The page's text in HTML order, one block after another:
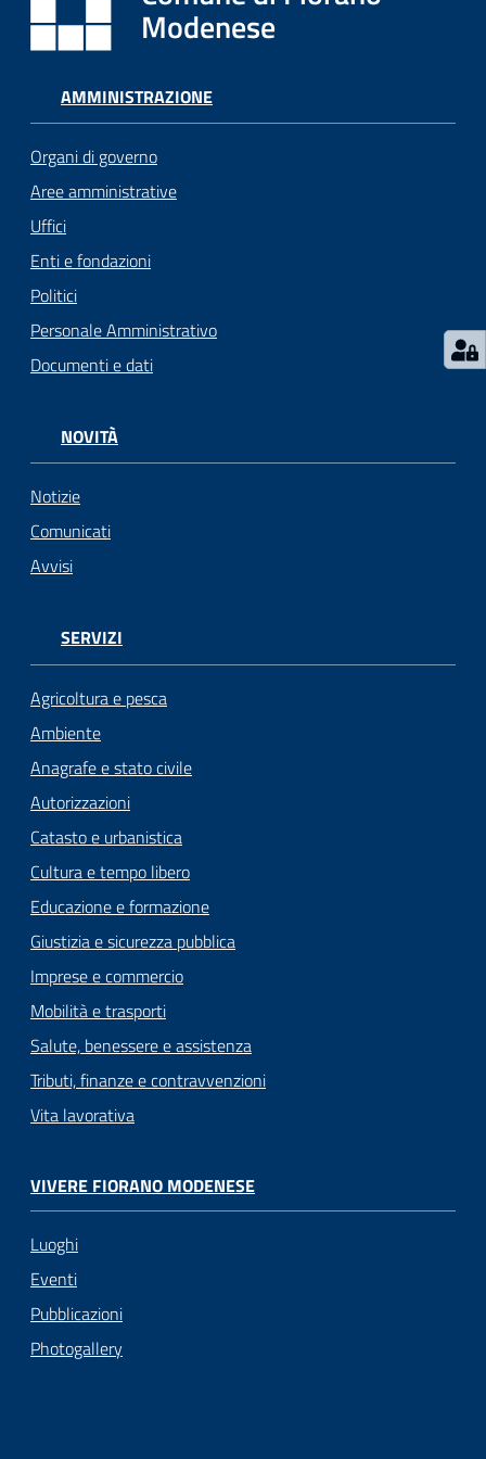
o
r
T
u
s
m
Tutti
argomenti...
Seguici
su
Modenese
AMMINISTRAZIONE
Organi di governo
Aree amministrative
Uffici
Enti e fondazioni
Politici
Personale Amministrativo
Documenti e dati
NOVITÀ
Notizie
Comunicati
Avvisi
SERVIZI
Agricoltura e pesca
Ambiente
Anagrafe e stato civile
Autorizzazioni
Catasto e urbanistica
Cultura e tempo libero
Educazione e formazione
Giustizia e sicurezza pubblica
Imprese e commercio
Mobilità e trasporti
Salute, benessere e assistenza
Tributi, finanze e contravvenzioni
Vita lavorativa
VIVERE FIORANO MODENESE
Luoghi
Eventi
Pubblicazioni
Photogallery